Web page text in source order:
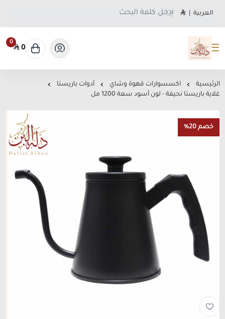
العربية
متجر دلة البن
0
0
الرئيسية اكسسوارات قهوة وشاي
أدوات باريستا
غلاية باريستا نحيفة - لون أسود سعة 1200 مل
خصم 20%